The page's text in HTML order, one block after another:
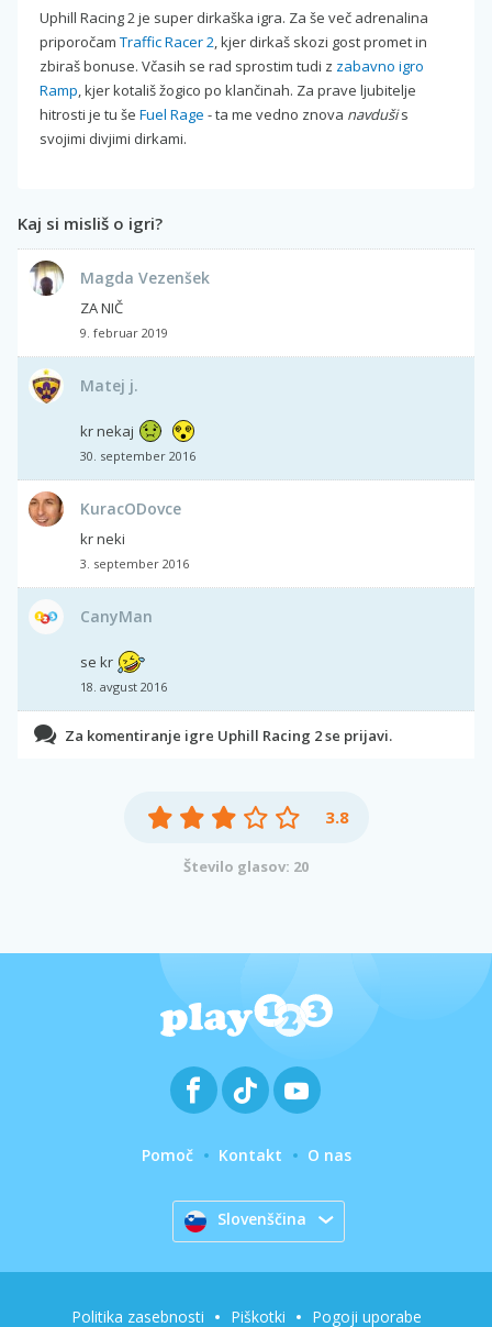
Uphill Racing 2 je super dirkaška igra. Za še več adrenalina
priporočam Traffic Racer 2, kjer dirkaš skozi gost promet in
zbiraš bonuse. Včasih se rad sprostim tudi z zabavno igro
Ramp, kjer kotališ žogico po klančinah. Za prave ljubitelje
hitrosti je tu še Fuel Rage - ta me vedno znova navdušis
svojimi divjimi dirkami.
Kaj si misliš o igri?
Magda Vezenšek
ZA NIČ
9. februar 2019
Matej j.
kr nekaj
30. september 2016
KuracODovce
kr neki
3. september 2016
CanyMan
se kr
18. avgust 2016
Za komentiranje igre Uphill Racing 2 se prijavi.
3.8
Število glasov: 20
Pomoč Kontakt O nas
Slovenščina
Politika zasebnosti Piškotki Pogoji uporabe